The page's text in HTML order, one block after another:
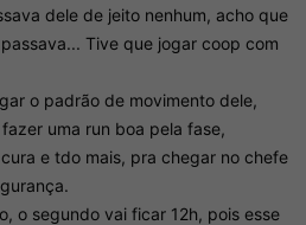
dele de jeito nenhum, acho que
Tive que jogar coop com
o padrão de movimento dele,
uma run boa pela fase,
e tdo mais, pra chegar no chefe
o segundo vai ficar 12h, pois esse